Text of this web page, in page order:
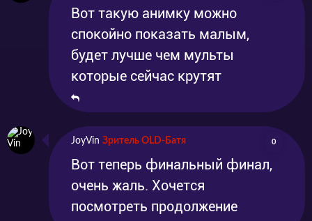
Вот такую анимку можно
спокойно показать малым,
будет лучше чем мульты
которые сейчас крутят
JoyVin Зритель OLD-Батя 0
Вот теперь финальный финал,
очень жаль. Хочется
посмотреть продолжение